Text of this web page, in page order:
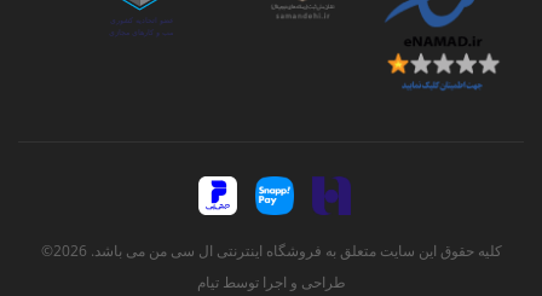
کلیه حقوق این سایت متعلق به فروشگاه اینترنتی ال سی من می باشد. 2026©
طراحی و اجرا توسطتیام